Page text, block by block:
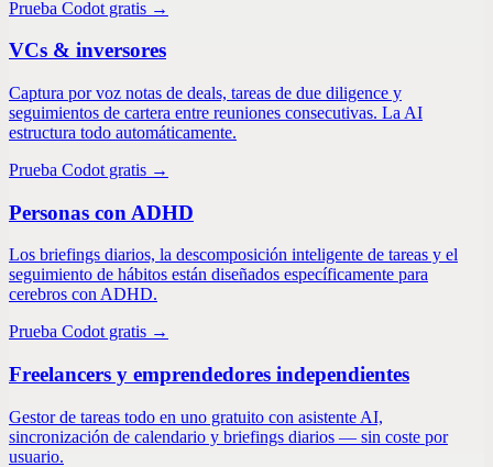
Prueba Codot gratis →
VCs & inversores
Captura por voz notas de deals, tareas de due diligence y
seguimientos de cartera entre reuniones consecutivas. La AI
estructura todo automáticamente.
Prueba Codot gratis →
Personas con ADHD
Los briefings diarios, la descomposición inteligente de tareas y el
seguimiento de hábitos están diseñados específicamente para
cerebros con ADHD.
Prueba Codot gratis →
Freelancers y emprendedores independientes
Gestor de tareas todo en uno gratuito con asistente AI,
sincronización de calendario y briefings diarios — sin coste por
usuario.